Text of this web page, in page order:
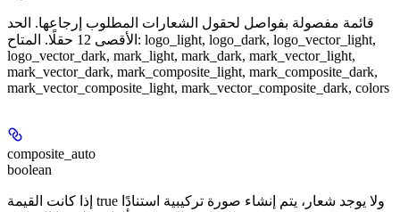
قائمة مفصولة بفواصل لحقول الشعارات المطلوب إرجاعها. الحد
الأقصى 12 حقلًا. المتاح: logo_light, logo_dark, logo_vector_light,
logo_vector_dark, mark_light, mark_dark, mark_vector_light,
mark_vector_dark, mark_composite_light, mark_composite_dark,
mark_vector_composite_light, mark_vector_composite_dark, colors
composite_auto
boolean
إذا كانت القيمة true ولا يوجد شعار، يتم إنشاء صورة تركيبية استنادًا